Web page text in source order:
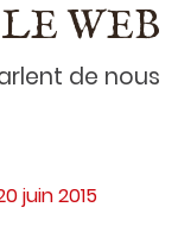
WEB
de nous
juin 2015